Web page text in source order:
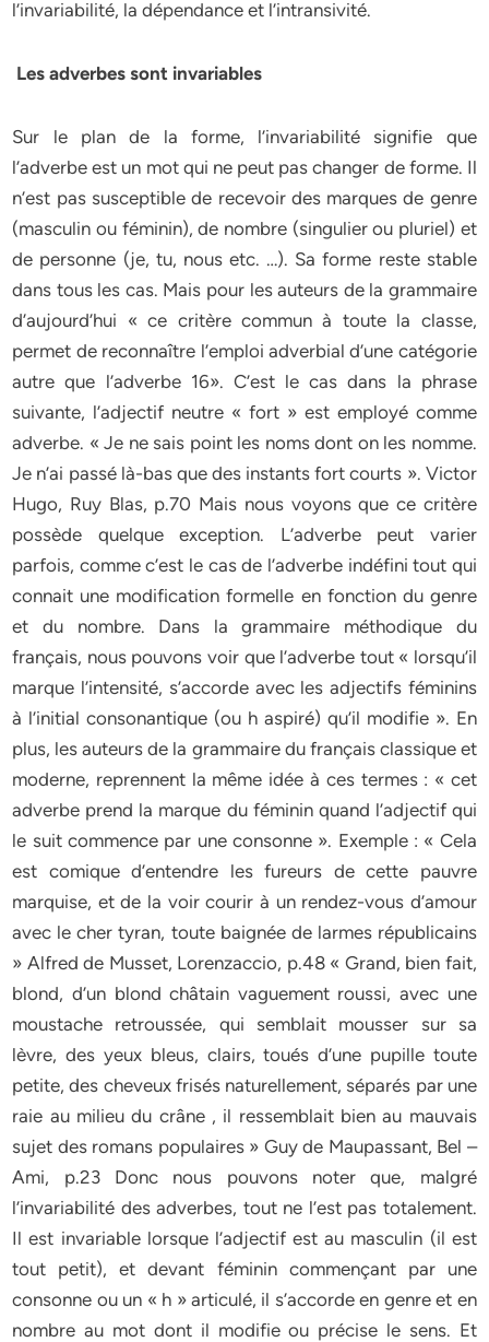
l’invariabilité, la dépendance et l’intransivité.
Les adverbes sont invariables
Sur le plan de la forme, l’invariabilité signifie que
l’adverbe est un mot qui ne peut pas changer de forme. Il
n’est pas susceptible de recevoir des marques de genre
(masculin ou féminin), de nombre (singulier ou pluriel) et
de personne (je, tu, nous etc. …). Sa forme reste stable
dans tous les cas. Mais pour les auteurs de la grammaire
d’aujourd’hui « ce critère commun à toute la classe,
permet de reconnaître l’emploi adverbial d’une catégorie
autre que l’adverbe 16». C’est le cas dans la phrase
suivante, l’adjectif neutre « fort » est employé comme
adverbe. « Je ne sais point les noms dont on les nomme.
Je n’ai passé là-bas que des instants fort courts ». Victor
Hugo, Ruy Blas, p.70 Mais nous voyons que ce critère
possède quelque exception. L’adverbe peut varier
parfois, comme c’est le cas de l’adverbe indéfini tout qui
connait une modification formelle en fonction du genre
et du nombre. Dans la grammaire méthodique du
français, nous pouvons voir que l’adverbe tout « lorsqu’il
marque l’intensité, s’accorde avec les adjectifs féminins
à l’initial consonantique (ou h aspiré) qu’il modifie ». En
plus, les auteurs de la grammaire du français classique et
moderne, reprennent la même idée à ces termes : « cet
adverbe prend la marque du féminin quand l’adjectif qui
le suit commence par une consonne ». Exemple : « Cela
est comique d’entendre les fureurs de cette pauvre
marquise, et de la voir courir à un rendez-vous d’amour
avec le cher tyran, toute baignée de larmes républicains
» Alfred de Musset, Lorenzaccio, p.48 « Grand, bien fait,
blond, d’un blond châtain vaguement roussi, avec une
moustache retroussée, qui semblait mousser sur sa
lèvre, des yeux bleus, clairs, toués d’une pupille toute
petite, des cheveux frisés naturellement, séparés par une
raie au milieu du crâne , il ressemblait bien au mauvais
sujet des romans populaires » Guy de Maupassant, Bel –
Ami, p.23 Donc nous pouvons noter que, malgré
l’invariabilité des adverbes, tout ne l’est pas totalement.
Il est invariable lorsque l’adjectif est au masculin (il est
tout petit), et devant féminin commençant par une
consonne ou un « h » articulé, il s’accorde en genre et en
nombre au mot dont il modifie ou précise le sens. Et